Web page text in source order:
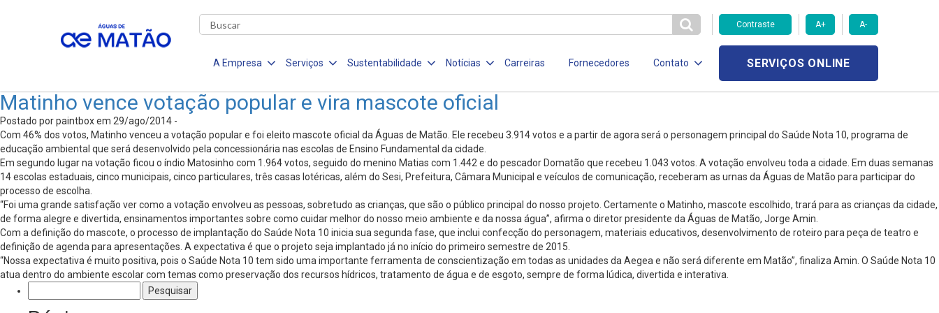
Contraste A+ A-
A Empresa Serviços Sustentabilidade Notícias Carreiras Fornecedores Contato SERVIÇOS ONLINE
Matinho vence votação popular e vira mascote oficial
Postado por paintbox em 29/ago/2014 -
Com 46% dos votos, Matinho venceu a votação popular e foi eleito mascote oficial da Águas de Matão. Ele recebeu 3.914 votos e a partir de agora será o personagem principal do Saúde Nota 10, programa de
educação ambiental que será desenvolvido pela concessionária nas escolas de Ensino Fundamental da cidade.
Em segundo lugar na votação ficou o índio Matosinho com 1.964 votos, seguido do menino Matias com 1.442 e do pescador Domatão que recebeu 1.043 votos. A votação envolveu toda a cidade. Em duas semanas
14 escolas estaduais, cinco municipais, cinco particulares, três casas lotéricas, além do Sesi, Prefeitura, Câmara Municipal e veículos de comunicação, receberam as urnas da Águas de Matão para participar do
processo de escolha.
“Foi uma grande satisfação ver como a votação envolveu as pessoas, sobretudo as crianças, que são o público principal do nosso projeto. Certamente o Matinho, mascote escolhido, trará para as crianças da cidade,
de forma alegre e divertida, ensinamentos importantes sobre como cuidar melhor do nosso meio ambiente e da nossa água”, afirma o diretor presidente da Águas de Matão, Jorge Amin.
Com a definição do mascote, o processo de implantação do Saúde Nota 10 inicia sua segunda fase, que inclui confecção do personagem, materiais educativos, desenvolvimento de roteiro para peça de teatro e
definição de agenda para apresentações. A expectativa é que o projeto seja implantado já no início do primeiro semestre de 2015.
“Nossa expectativa é muito positiva, pois o Saúde Nota 10 tem sido uma importante ferramenta de conscientização em todas as unidades da Aegea e não será diferente em Matão”, finaliza Amin. O Saúde Nota 10
atua dentro do ambiente escolar com temas como preservação dos recursos hídricos, tratamento de água e de esgoto, sempre de forma lúdica, divertida e interativa.
por: